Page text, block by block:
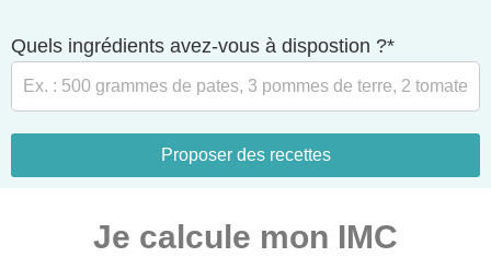
Quels ingrédients avez-vous à dispostion ?*
Proposer des recettes
Je calcule mon IMC